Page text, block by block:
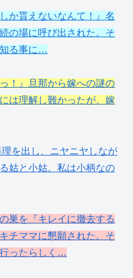
か貰えないなんて！』名
の場に呼び出された。そ
る事に…
！』旦那から嫁への謎の
は理解し難かったが、嫁
を出し、ニヤニヤしなが
姑と小姑。私は小柄なの
巣を『キレイに撤去する
チママに懇願された。そ
ったらしく…